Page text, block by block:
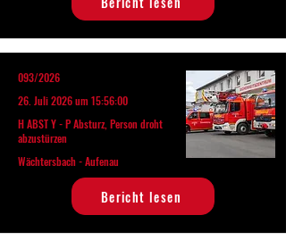
093/2026
26. Juli 2026 um 15:56:00
H ABST Y - P Absturz, Person droht
abzustürzen
Wächtersbach - Aufenau
Bericht lesen